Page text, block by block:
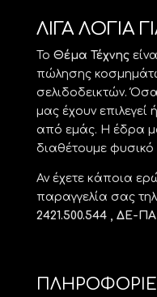
ΛΙΓΑ ΛΟΓΙΑ
Το Θέμα Τέχνης
πώλησης
σελιδοδεικτών.
μας έχουν επιλεγεί
από εμάς. Η έδρα
διαθέτουμε
Αν έχετε κάποια
παραγγελία σας
2421.500.544 , ΔΕ-ΠΑ